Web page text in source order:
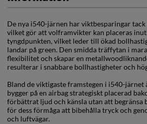
De nya i540-järnen har viktbesparingar
vilket gör att volframvikter kan placeras
tyngdpunkten, vilket leder till ökad
landar på green. Den smidda träffytan i
flexibilitet och skapar en
resulterar i snabbare bollhastigheter och
Bland de viktigaste framstegen i i540-
bygger på en airbag strategiskt placerad
förbättrat ljud och känsla utan att begränsa
för dess förmåga att bibehålla tryck och
och luftvägar.